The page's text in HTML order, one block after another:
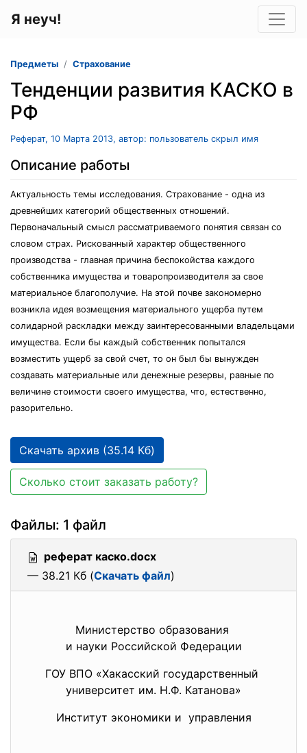
Я неуч!
Предметы Страхование
Тенденции развития КАСКО в
РФ
Реферат, 10 Марта 2013, автор: пользователь скрыл имя
Описание работы
Актуальность темы исследования. Страхование - одна из
древнейших категорий общественных отношений.
Первоначальный смысл рассматриваемого понятия связан со
словом страх. Рискованный характер общественного
производства - главная причина беспокойства каждого
собственника имущества и товаропроизводителя за свое
материальное благополучие. На этой почве закономерно
возникла идея возмещения материального ущерба путем
солидарной раскладки между заинтересованными владельцами
имущества. Если бы каждый собственник попытался
возместить ущерб за свой счет, то он был бы вынужден
создавать материальные или денежные резервы, равные по
величине стоимости своего имущества, что, естественно,
разорительно.
Скачать архив (35.14 Кб)
Сколько стоит заказать работу?
Файлы: 1 файл
реферат каско.docx
— 38.21 Кб (Скачать файл)
Министерство образования
и науки Российской Федерации
ГОУ ВПО «Хакасский государственный
университет им. Н.Ф. Катанова»
Институт экономики и управления